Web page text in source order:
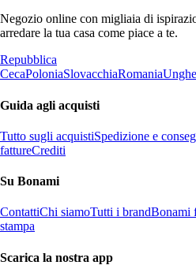
Negozio online con migliaia di
arredare la tua casa come piace a te.
Repubblica
CecaPoloniaSlovacchiaRomania
Guida agli acquisti
Tutto sugli acquistiSpedizione e
fattureCrediti
Su Bonami
ContattiChi siamoTutti i brandBonami
stampa
Scarica la nostra app